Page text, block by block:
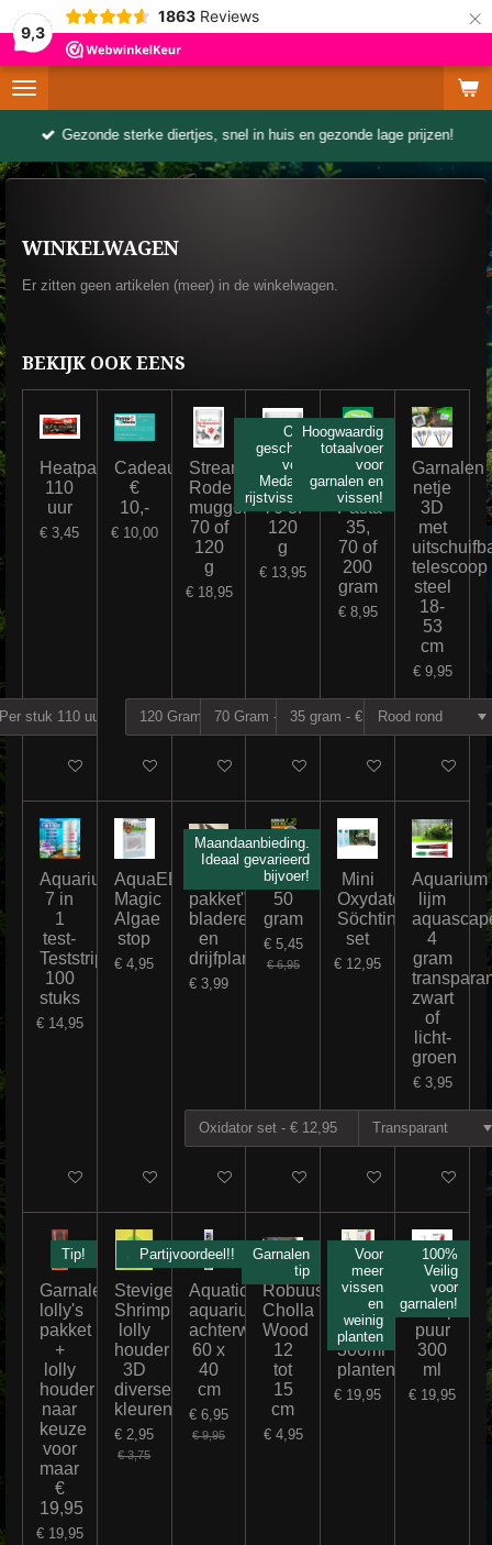
9,3
1863 Reviews ×
Gezonde sterke diertjes, snel in huis en gezonde lage prijzen!
WINKELWAGEN
Er zitten geen artikelen (meer) in de winkelwagen.
BEKIJK OOK EENS
Heatpack
110
uur
€ 3,45
In winkelwagen
Cadeaubon
€
10,-
€ 10,00
In winkelwagen
StreamBiz
Rode
muggenlarvenpasta
70 of
120
g
€ 18,95
In winkelwagen
Ook
geschikt
voor
Medaka
rijstvissen
StreamBiz
Artemiapasta
70 of
120
g
€ 13,95
In winkelwagen
Hoogwaardig
totaalvoer
voor
garnalen en
vissen!
Tima
Basic
Pasta
35,
70 of
200
gram
€ 8,95
In winkelwagen
Garnalen
netje
3D
met
telescoop
steel
18-
53
cm
€ 9,95
In
Aquarium
7 in
1
test-
Teststrips
100
stuks
€ 14,95
In winkelwagen
AquaEL
Magic
Algae
stop
€ 4,95
In winkelwagen
Tip!
"Ziektewerend
pakket"
bladeren
en
drijfplantjes
€ 3,99
In winkelwagen
Maandaanbieding.
Ideaal gevarieerd
bijvoer!
Garnalenmix
50
gram
€ 5,45
€ 6,95
In winkelwagen
Mini
Oxydator
Söchting
set
€ 12,95
In winkelwagen
Aquarium
lijm
4
gram
zwart
of
licht-
groen
€ 3,95
In
Tip!
Garnalen
lolly's
pakket
+
lolly
houder
naar
keuze
voor
maar
€
19,95
€ 19,95
Sale!
Stevige
Shrimp
lolly
houder
3D
diverse
kleuren
€ 2,95
€ 3,75
Partijvoordeel!!
AquaticNature
aquarium
achterwandposters
60 x
40
cm
€ 6,95
€ 9,95
Garnalen
tip
Robuuste
Cholla
Wood
12
tot
15
cm
€ 4,95
Voor
meer
vissen
en
weinig
planten
2Hr
APT1
Zero
300ml
plantenvoeding
€ 19,95
100%
Veilig
voor
garnalen!
2 Hr
APTp
puur
300
ml
€ 19,95